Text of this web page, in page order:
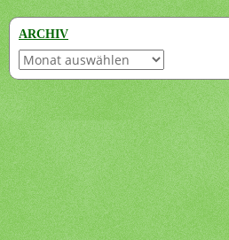
ARCHIV
Archiv